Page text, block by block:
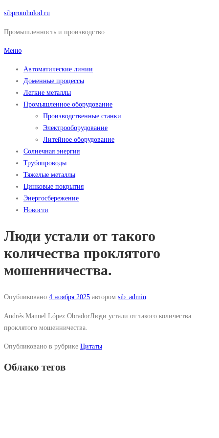
Перейти
содержимому
sibpromholod.ru
Промышленность и производство
Меню
Автоматические линии
Доменные процессы
Легкие металлы
Промышленное оборудование
Производственные станки
Электрооборудование
Литейное оборудование
Солнечная энергия
Трубопроводы
Тяжелые металлы
Цинковые покрытия
Энергосбережение
Новости
Люди устали от такого
количества проклятого
мошенничества.
Опубликовано 4 ноября 2025 автором sib_admin
Andrés Manuel López ObradorЛюди устали от такого количества
проклятого мошенничества.
Опубликовано в рубрике Цитаты
Облако тегов